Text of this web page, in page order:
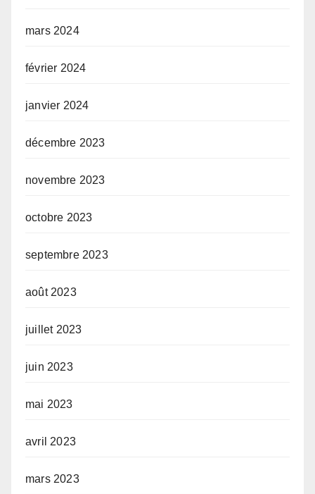
mars 2024
février 2024
janvier 2024
décembre 2023
novembre 2023
octobre 2023
septembre 2023
août 2023
juillet 2023
juin 2023
mai 2023
avril 2023
mars 2023